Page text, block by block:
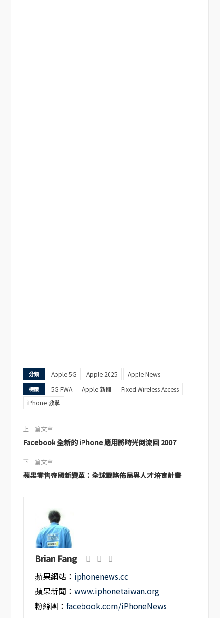
分類 Apple 5G Apple 2025 Apple News
標籤 5G FWA Apple 新聞
Fixed Wireless Access
iPhone 教學
上一篇文章
Facebook 全新的 iPhone 應用將時光倒流回 2007
下一篇文章
蘋果零售帝國新變革：全球戰略佈局與人才培育計畫
Brian Fang
蘋果網站： iphonenews.cc
蘋果新聞：www.iphonetaiwan.org
粉絲團：facebook.com/iPhoneNews